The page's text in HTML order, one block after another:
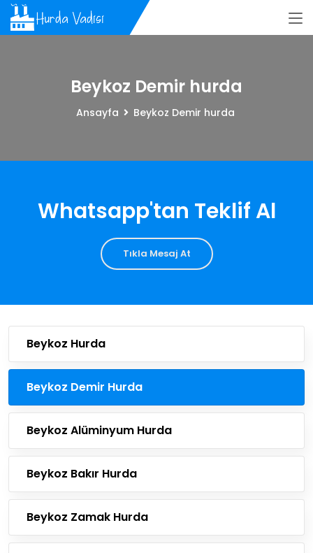
Beykoz Demir hurda
Ansayfa Beykoz Demir hurda
Whatsapp'tan Teklif Al
Tıkla Mesaj At
Beykoz Hurda
Beykoz Demir Hurda
Beykoz Alüminyum Hurda
Beykoz Bakır Hurda
Beykoz Zamak Hurda